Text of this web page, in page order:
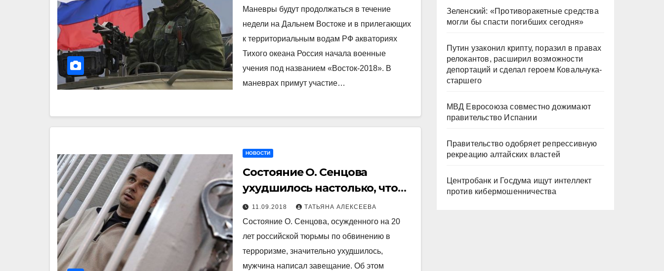
известно на текущий момент
Маневры будут продолжаться в течение
недели на Дальнем Востоке и в прилегающих
к территориальным водам РФ акваториях
Тихого океана Россия начала военные
учения под названием «Восток-2018». В
маневрах примут участие…
НОВОСТИ
Состояние О. Сенцова
ухудшилось настолько, что
режиссер написал
завещание
11.09.2018 ТАТЬЯНА АЛЕКСЕЕВА
Состояние О. Сенцова, осужденного на 20
лет российской тюрьмы по обвинению в
терроризме, значительно ухудшилось,
мужчина написал завещание. Об этом
Зеленский: «Противоракетные средства
могли бы спасти погибших сегодня»
Путин узаконил крипту, поразил в правах
релокантов, расширил возможности
депортаций и сделал героем Ковальчука-
старшего
МВД Евросоюза совместно дожимают
правительство Испании
Правительство одобряет репрессивную
рекреацию алтайских властей
Центробанк и Госдума ищут интеллект
против кибермошенничества